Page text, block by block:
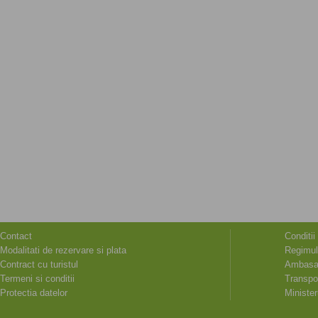
Contact
Modalitati de rezervare si plata
Contract cu turistul
Termeni si conditii
Protectia datelor
Conditii